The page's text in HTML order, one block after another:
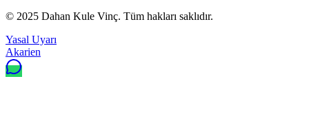
© 2025 Dahan Kule Vinç. Tüm hakları saklıdır.
Yasal Uyarı
Akarien